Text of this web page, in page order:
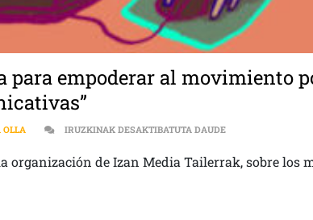
para empoderar al movimiento
OLLA IRUZKINAK DESAKTIBATUTA DAUDE“SE PLANTEAN
organización de Izan Media Tailerrak, sobre los